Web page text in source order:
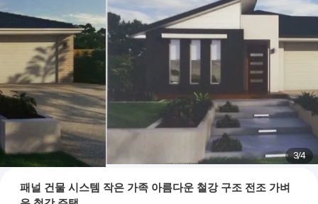
3/4
패널 건물 시스템 작은 가족 아름다운 철강 구조 전조 가벼